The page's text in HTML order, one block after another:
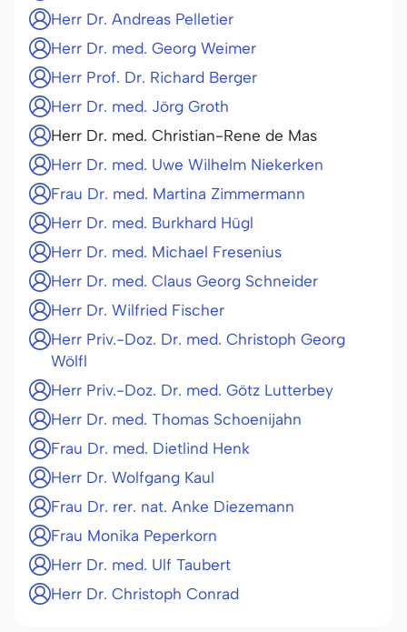
Herr Dr. Andreas Pelletier
Herr Dr. med. Georg Weimer
Herr Prof. Dr. Richard Berger
Herr Dr. med. Jörg Groth
Herr Dr. med. Christian-Rene de Mas
Herr Dr. med. Uwe Wilhelm Niekerken
Frau Dr. med. Martina Zimmermann
Herr Dr. med. Burkhard Hügl
Herr Dr. med. Michael Fresenius
Herr Dr. med. Claus Georg Schneider
Herr Dr. Wilfried Fischer
Herr Priv.-Doz. Dr. med. Christoph Georg
Wölfl
Herr Priv.-Doz. Dr. med. Götz Lutterbey
Herr Dr. med. Thomas Schoenijahn
Frau Dr. med. Dietlind Henk
Herr Dr. Wolfgang Kaul
Frau Dr. rer. nat. Anke Diezemann
Frau Monika Peperkorn
Herr Dr. med. Ulf Taubert
Herr Dr. Christoph Conrad